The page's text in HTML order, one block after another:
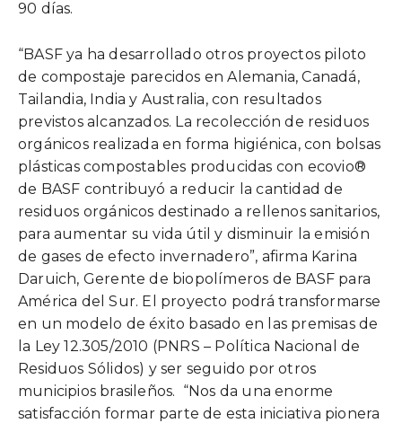
90 días.
“BASF ya ha desarrollado otros proyectos piloto
de compostaje parecidos en Alemania, Canadá,
Tailandia, India y Australia, con resultados
previstos alcanzados. La recolección de residuos
orgánicos realizada en forma higiénica, con bolsas
plásticas compostables producidas con ecovio®
de BASF contribuyó a reducir la cantidad de
residuos orgánicos destinado a rellenos sanitarios,
para aumentar su vida útil y disminuir la emisión
de gases de efecto invernadero”, afirma Karina
Daruich, Gerente de biopolímeros de BASF para
América del Sur. El proyecto podrá transformarse
en un modelo de éxito basado en las premisas de
la Ley 12.305/2010 (PNRS – Política Nacional de
Residuos Sólidos) y ser seguido por otros
municipios brasileños. “Nos da una enorme
satisfacción formar parte de esta iniciativa pionera